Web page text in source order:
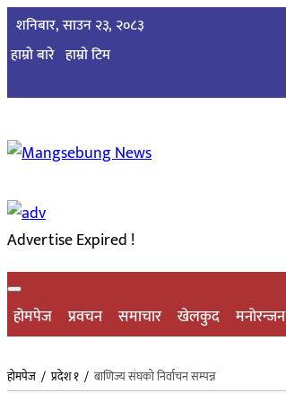
शनिबार, साउन २३, २०८३
हाम्रो बारे हाम्राे टिम
Advertise Expired !
होमपेज प्रवचन समाचार खेलकुद मनोरन्जन
होमपेज /प्रदेश १ / बाणिज्य संघको निर्वाचन सम्पन्न